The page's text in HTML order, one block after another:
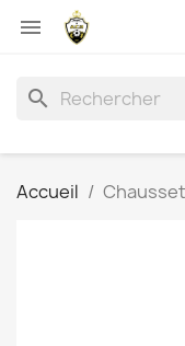

search
Accueil